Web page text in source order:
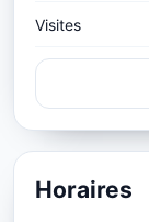
Visites
Horaires